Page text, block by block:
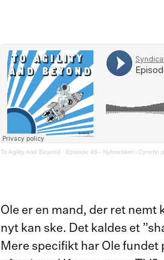
To Agility And Beyond · Episode 46 - Nyforelsket i Cynefin
Ole er en mand, der ret nemt
nyt kan ske. Det kaldes et
Mere specifikt har Ole